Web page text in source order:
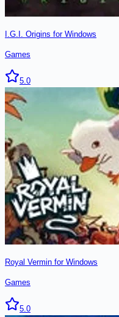
I.G.I. Origins for Windows
Games
5.0
Royal Vermin for Windows
Games
5.0